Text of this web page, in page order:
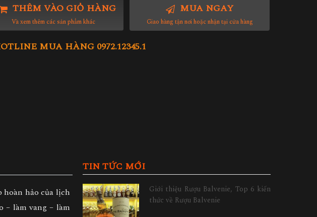
THÊM VÀO GIỎ HÀNG
Và xem thêm các sản phẩm khác
MUA NGAY
Giao hàng tận nơi hoặc nhận tại cửa hàng
MUA HÀNG 0972.12345.1
hoàn hảo của lịch
– làm vang – làm
TIN TỨC MỚI
Giới thiệu Rượu Balvenie, Top 6 kiến
thức về Rượu Balvenie